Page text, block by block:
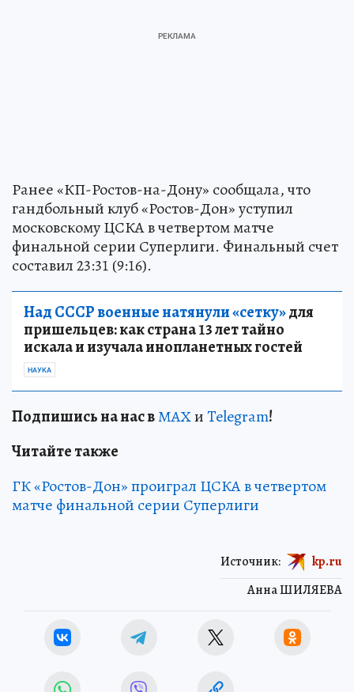
Ранее «КП-Ростов-на-Дону» сообщала, что
гандбольный клуб «Ростов-Дон» уступил
московскому ЦСКА в четвертом матче
финальной серии Суперлиги. Финальный счет
составил 23:31 (9:16).
Над СССР военные натянули «сетку»для
пришельцев: как страна 13 лет тайно
искала и изучала инопланетных гостей
НАУКА
Подпишись на нас вМАХиTelegram!
Читайте также
ГК «Ростов-Дон» проиграл ЦСКА в четвертом
матче финальной серии Суперлиги
Анна ШИЛЯЕВА
Источник: kp.ru